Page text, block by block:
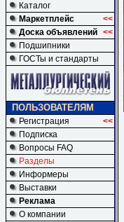
Каталог
Маркетплейс
<<
Доска объявлений <<
Подшипники
ГОСТы и стандарты
ПОЛЬЗОВАТЕЛЯМ
Регистрация
<<
Подписка
Вопросы FAQ
Разделы
Информеры
Выставки
Реклама
О компании